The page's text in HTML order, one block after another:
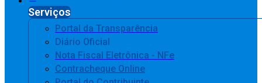
Serviços
Portal da Transparência
Diário Oficial
Nota Fiscal Eletrônica - NFe
Contracheque Online